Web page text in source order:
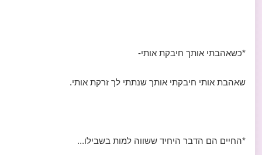
*כשאהבתי אותך חיבקת אותי-
שאהבת אותי חיבקתי אותך שנתתי לך זרקת אותי.
*החיים הם הדבר היחיד ששווה למות בשבילו...